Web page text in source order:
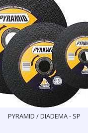
PYRAMID / DIADEMA - SP